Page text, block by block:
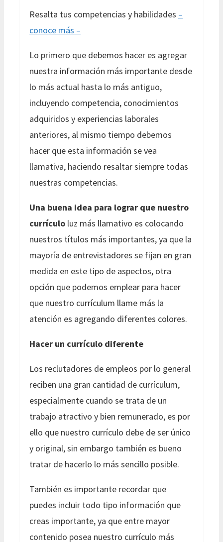
Resalta tus competencias y habilidades –
conoce más –
Lo primero que debemos hacer es agregar
nuestra información más importante desde
lo más actual hasta lo más antiguo,
incluyendo competencia, conocimientos
adquiridos y experiencias laborales
anteriores, al mismo tiempo debemos
hacer que esta información se vea
llamativa, haciendo resaltar siempre todas
nuestras competencias.
Una buena idea para lograr que nuestro
currículo luz más llamativo es colocando
nuestros títulos más importantes, ya que la
mayoría de entrevistadores se fijan en gran
medida en este tipo de aspectos, otra
opción que podemos emplear para hacer
que nuestro currículum llame más la
atención es agregando diferentes colores.
Hacer un currículo diferente
Los reclutadores de empleos por lo general
reciben una gran cantidad de currículum,
especialmente cuando se trata de un
trabajo atractivo y bien remunerado, es por
ello que nuestro currículo debe de ser único
y original, sin embargo también es bueno
tratar de hacerlo lo más sencillo posible.
También es importante recordar que
puedes incluir todo tipo información que
creas importante, ya que entre mayor
contenido posea nuestro currículo más